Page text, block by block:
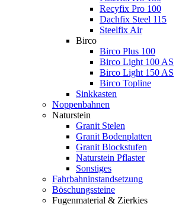
Recyfix Pro 100
Dachfix Steel 115
Steelfix Air
Birco
Birco Plus 100
Birco Light 100 AS
Birco Light 150 AS
Birco Topline
Sinkkasten
Noppenbahnen
Naturstein
Granit Stelen
Granit Bodenplatten
Granit Blockstufen
Naturstein Pflaster
Sonstiges
Fahrbahninstandsetzung
Böschungssteine
Fugenmaterial & Zierkies